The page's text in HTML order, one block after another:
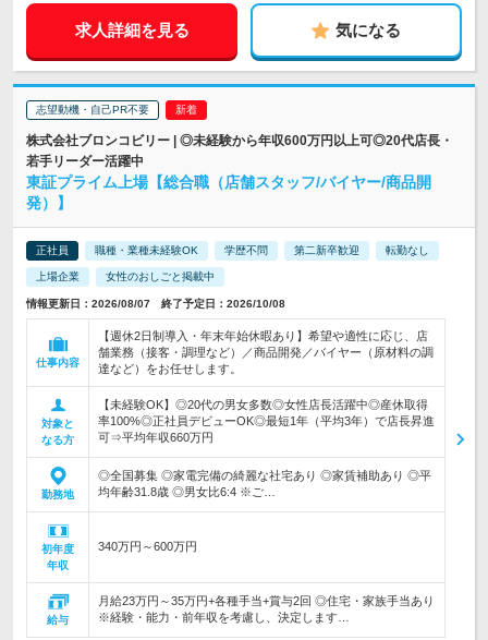
求人詳細を見る 気になる
志望動機・自己PR不要
株式会社ブロンコビリー | ◎未経験から年収600万円以上可◎20代店長・
若手リーダー活躍中
東証プライム上場【総合職（店舗スタッフ/バイヤー/商品開
発）】
正社員 職種・業種未経験OK 学歴不問 第二新卒歓迎 転勤なし
上場企業 女性のおしごと掲載中
情報更新日：2026/08/07 終了予定日：2026/10/08
仕事内容
【週休2日制導入・年末年始休暇あり】希望や適性に応じ、店
舗業務（接客・調理など）／商品開発／バイヤー（原材料の調
達など）をお任せします。
対象と
なる方
【未経験OK】◎20代の男女多数◎女性店長活躍中◎産休取得
率100%◎正社員デビューOK◎最短1年（平均3年）で店長昇進
可⇒平均年収660万円
勤務地
◎全国募集 ◎家電完備の綺麗な社宅あり ◎家賃補助あり ◎平
均年齢31.8歳 ◎男女比6:4 ※ご…
初年度
年収
340万円～600万円
給与
月給23万円～35万円+各種手当+賞与2回 ◎住宅・家族手当あり
※経験・能力・前年収を考慮し、決定します…